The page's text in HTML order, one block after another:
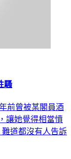
騷
前曾被某閣員酒
讓她覺得相當憤
道都沒有人告訴